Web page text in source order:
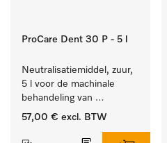
ProCare Dent 30 P - 5 l
Neutralisatiemiddel, zuur,
5 l voor de machinale
behandeling van
tandheelkundige
57,00 € excl. BTW